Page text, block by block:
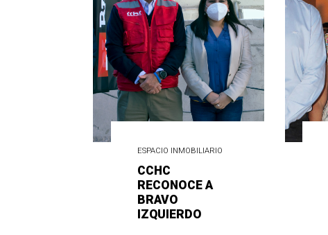
ESPACIO INMOBILIARIO
CCHC
RECONOCE A
BRAVO
IZQUIERDO